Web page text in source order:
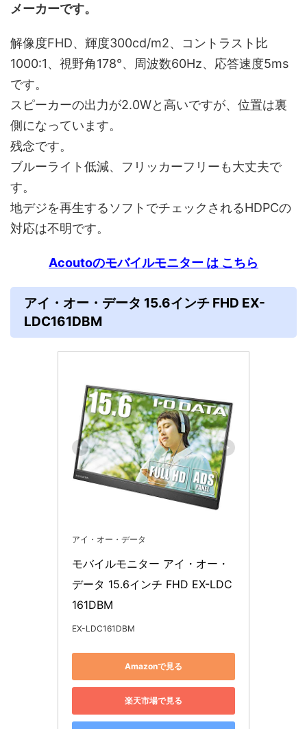
メーカーです。
解像度FHD、輝度300cd/m2、コントラスト比
1000:1、視野角178°、周波数60Hz、応答速度5ms
です。
スピーカーの出力が2.0Wと高いですが、位置は裏
側になっています。
残念です。
ブルーライト低減、フリッカーフリーも大丈夫で
す。
地デジを再生するソフトでチェックされるHDPCの
対応は不明です。
Acoutoのモバイルモニター は こちら
アイ・オー・データ 15.6インチ FHD EX-
LDC161DBM
アイ・オー・データ
モバイルモニター アイ・オー・
データ 15.6インチ FHD EX-LDC
161DBM
EX-LDC161DBM
Amazonで見る
楽天市場で見る